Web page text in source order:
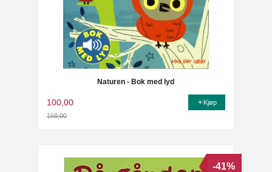
Naturen - Bok med lyd
100,00
169,00
Kjøp
-41%